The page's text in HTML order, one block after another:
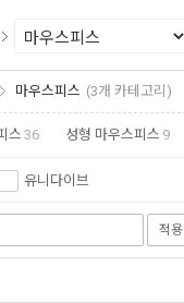
마우스피스 (3개 카테고리)
스 36 성형 마우스피스 9
유니다이브
적용